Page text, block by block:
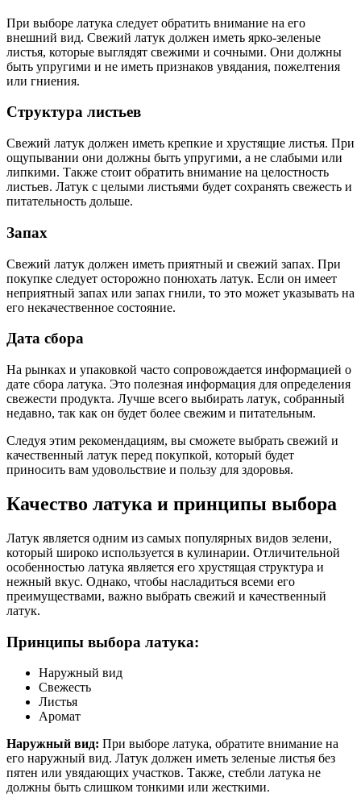
При выборе латука следует обратить внимание на его
внешний вид. Свежий латук должен иметь ярко-зеленые
листья, которые выглядят свежими и сочными. Они должны
быть упругими и не иметь признаков увядания, пожелтения
или гниения.
Структура листьев
Свежий латук должен иметь крепкие и хрустящие листья. При
ощупывании они должны быть упругими, а не слабыми или
липкими. Также стоит обратить внимание на целостность
листьев. Латук с целыми листьями будет сохранять свежесть и
питательность дольше.
Запах
Свежий латук должен иметь приятный и свежий запах. При
покупке следует осторожно понюхать латук. Если он имеет
неприятный запах или запах гнили, то это может указывать на
его некачественное состояние.
Дата сбора
На рынках и упаковкой часто сопровождается информацией о
дате сбора латука. Это полезная информация для определения
свежести продукта. Лучше всего выбирать латук, собранный
недавно, так как он будет более свежим и питательным.
Следуя этим рекомендациям, вы сможете выбрать свежий и
качественный латук перед покупкой, который будет
приносить вам удовольствие и пользу для здоровья.
Качество латука и принципы выбора
Латук является одним из самых популярных видов зелени,
который широко используется в кулинарии. Отличительной
особенностью латука является его хрустящая структура и
нежный вкус. Однако, чтобы насладиться всеми его
преимуществами, важно выбрать свежий и качественный
латук.
Принципы выбора латука:
Наружный вид
Свежесть
Листья
Аромат
Наружный вид: При выборе латука, обратите внимание на
его наружный вид. Латук должен иметь зеленые листья без
пятен или увядающих участков. Также, стебли латука не
должны быть слишком тонкими или жесткими.